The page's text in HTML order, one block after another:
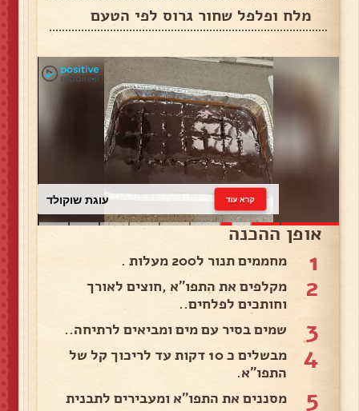
מלח ופלפל שחור גרוס לפי הטעם
עוגת שוקולד קרא עוד
אופן ההכנה
1 מחממים תנור ל200 מעלות .
2
מקלפים את התפו"א ,חוצים לאורך
וחותכים לפלחים..
3 שמים בסיר עם מים ומביאים לרתיחה..
4
מבשלים כ 10 דקות עד לריכוך קל של
התפו"א.
5
מסננים את התפו"א ומעבירים לתבנית